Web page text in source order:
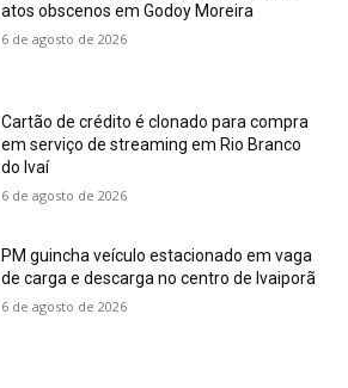
atos obscenos em Godoy Moreira
6 de agosto de 2026
Cartão de crédito é clonado para compra
em serviço de streaming em Rio Branco
do Ivaí
6 de agosto de 2026
PM guincha veículo estacionado em vaga
de carga e descarga no centro de Ivaiporã
6 de agosto de 2026